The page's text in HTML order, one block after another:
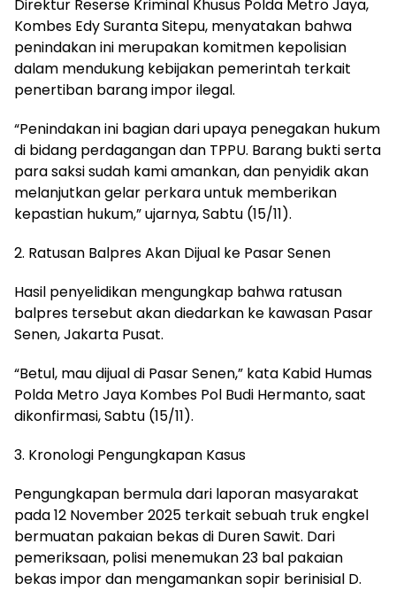
Direktur Reserse Kriminal Khusus Polda Metro Jaya,
Kombes Edy Suranta Sitepu, menyatakan bahwa
penindakan ini merupakan komitmen kepolisian
dalam mendukung kebijakan pemerintah terkait
penertiban barang impor ilegal.
“Penindakan ini bagian dari upaya penegakan hukum
di bidang perdagangan dan TPPU. Barang bukti serta
para saksi sudah kami amankan, dan penyidik akan
melanjutkan gelar perkara untuk memberikan
kepastian hukum,” ujarnya, Sabtu (15/11).
2. Ratusan Balpres Akan Dijual ke Pasar Senen
Hasil penyelidikan mengungkap bahwa ratusan
balpres tersebut akan diedarkan ke kawasan Pasar
Senen, Jakarta Pusat.
“Betul, mau dijual di Pasar Senen,” kata Kabid Humas
Polda Metro Jaya Kombes Pol Budi Hermanto, saat
dikonfirmasi, Sabtu (15/11).
3. Kronologi Pengungkapan Kasus
Pengungkapan bermula dari laporan masyarakat
pada 12 November 2025 terkait sebuah truk engkel
bermuatan pakaian bekas di Duren Sawit. Dari
pemeriksaan, polisi menemukan 23 bal pakaian
bekas impor dan mengamankan sopir berinisial D.